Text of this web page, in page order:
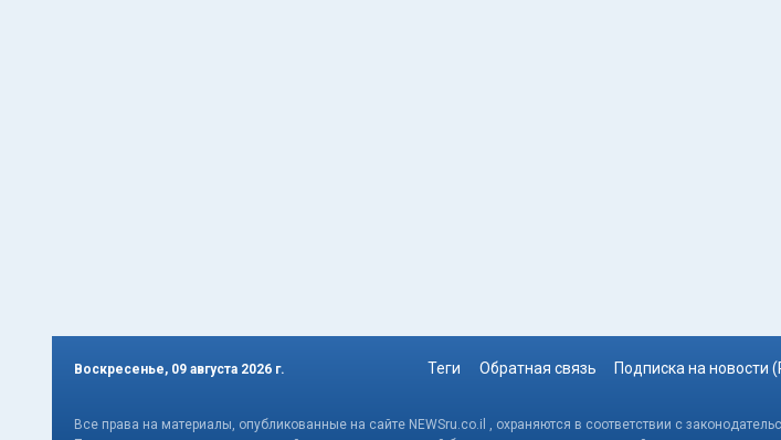
Воскресенье, 09 августа 2026 г. Теги Обратная связь Подписка на новости
Все права на материалы, опубликованные на сайте NEWSru.co.il , охраняются в соответствии с